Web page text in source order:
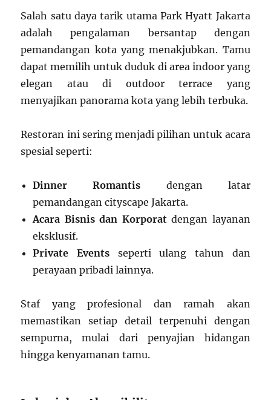
Salah satu daya tarik utama Park Hyatt Jakarta
adalah pengalaman bersantap dengan
pemandangan kota yang menakjubkan. Tamu
dapat memilih untuk duduk di area indoor yang
elegan atau di outdoor terrace yang
menyajikan panorama kota yang lebih terbuka.
Restoran ini sering menjadi pilihan untuk acara
spesial seperti:
Dinner Romantis dengan latar
pemandangan cityscape Jakarta.
Acara Bisnis dan Korporatdengan layanan
eksklusif.
Private Events seperti ulang tahun dan
perayaan pribadi lainnya.
Staf yang profesional dan ramah akan
memastikan setiap detail terpenuhi dengan
sempurna, mulai dari penyajian hidangan
hingga kenyamanan tamu.